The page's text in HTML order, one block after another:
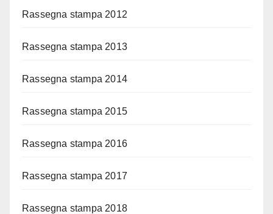
Rassegna stampa 2012
Rassegna stampa 2013
Rassegna stampa 2014
Rassegna stampa 2015
Rassegna stampa 2016
Rassegna stampa 2017
Rassegna stampa 2018